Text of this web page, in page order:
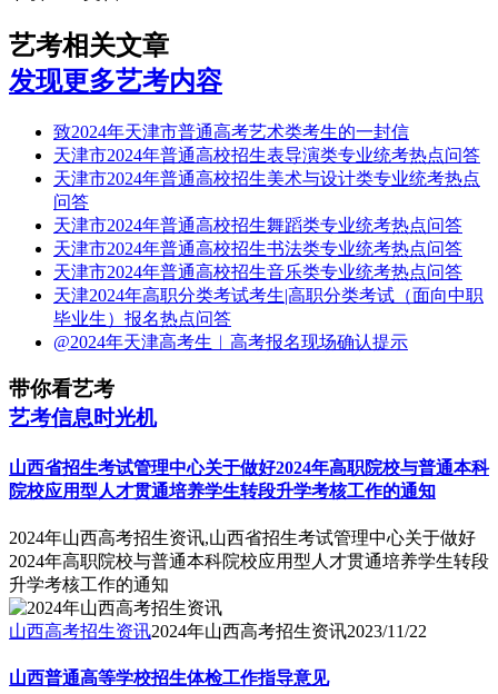
艺考相关文章
发现更多艺考内容
致2024年天津市普通高考艺术类考生的一封信
天津市2024年普通高校招生表导演类专业统考热点问答
天津市2024年普通高校招生美术与设计类专业统考热点
问答
天津市2024年普通高校招生舞蹈类专业统考热点问答
天津市2024年普通高校招生书法类专业统考热点问答
天津市2024年普通高校招生音乐类专业统考热点问答
天津2024年高职分类考试考生|高职分类考试（面向中职
毕业生）报名热点问答
@2024年天津高考生︱高考报名现场确认提示
带你看艺考
艺考信息时光机
山西省招生考试管理中心关于做好2024年高职院校与普通本科
院校应用型人才贯通培养学生转段升学考核工作的通知
2024年山西高考招生资讯,山西省招生考试管理中心关于做好
2024年高职院校与普通本科院校应用型人才贯通培养学生转段
升学考核工作的通知
山西高考招生资讯2024年山西高考招生资讯2023/11/22
山西普通高等学校招生体检工作指导意见